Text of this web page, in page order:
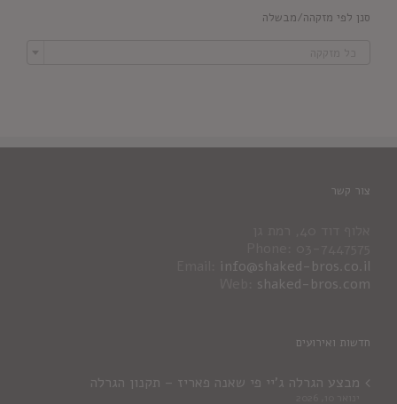
סנן לפי מזקהה/מבשלה
צור קשר
info@shaked-bros.co.il
shaked-bros.com
חדשות ואירועים
מבצע הגרלה ג'יי פי שאנה פאריז – תקנון הגרלה